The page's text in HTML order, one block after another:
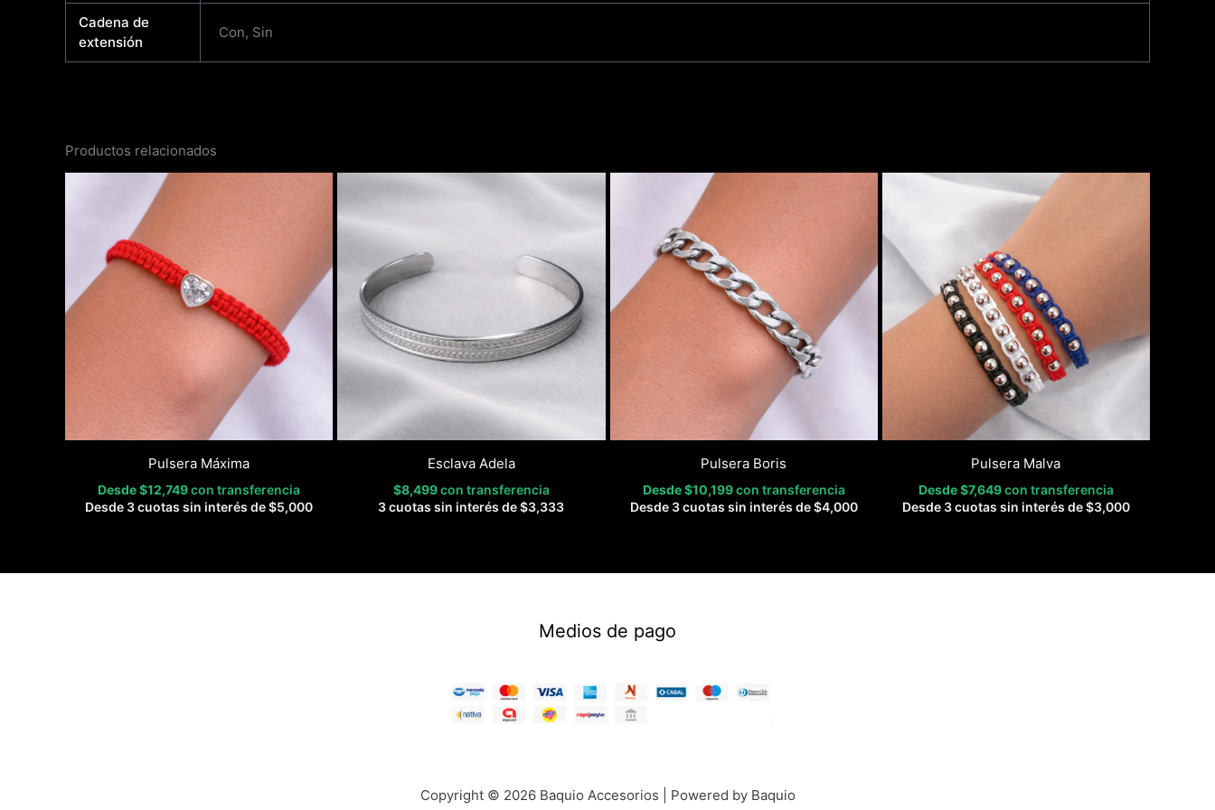
Cadena de
extensión
Con, Sin
Productos relacionados
Pulsera Máxima
Desde$12,749con transferencia
Desde 3 cuotas sin interés de$5,000
Esclava Adela
$8,499con transferencia
3 cuotas sin interés de$3,333
Pulsera Boris
Desde$10,199con transferencia
Desde 3 cuotas sin interés de$4,000
Pulsera Malva
Desde$7,649con transferencia
Desde 3 cuotas sin interés de$3,000
Medios de pago
Copyright © 2026 Baquio Accesorios | Powered by Baquio